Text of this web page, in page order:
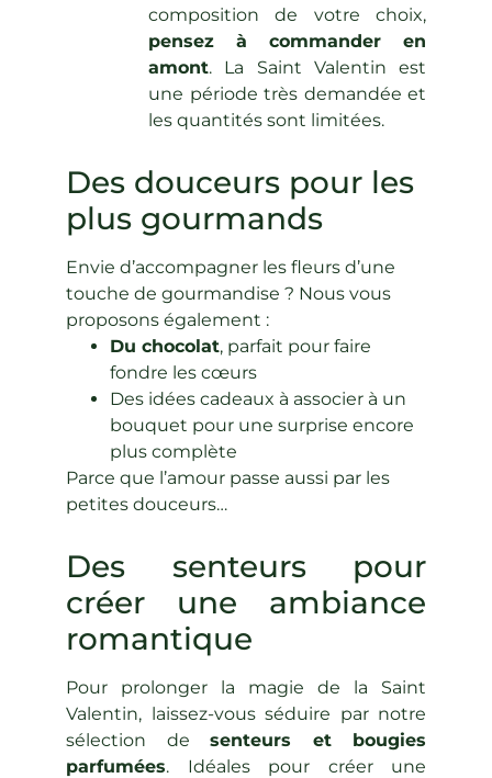
composition de votre choix,
pensez à commander en
amont. La Saint Valentin est
une période très demandée et
les quantités sont limitées.
Des douceurs pour les
plus gourmands
Envie d’accompagner les fleurs d’une
touche de gourmandise ? Nous vous
proposons également :
Du chocolat, parfait pour faire
fondre les cœurs
Des idées cadeaux à associer à un
bouquet pour une surprise encore
plus complète
Parce que l’amour passe aussi par les
petites douceurs…
Des senteurs pour
créer une ambiance
romantique
Pour prolonger la magie de la Saint
Valentin, laissez-vous séduire par notre
sélection de senteurs et bougies
parfumées. Idéales pour créer une